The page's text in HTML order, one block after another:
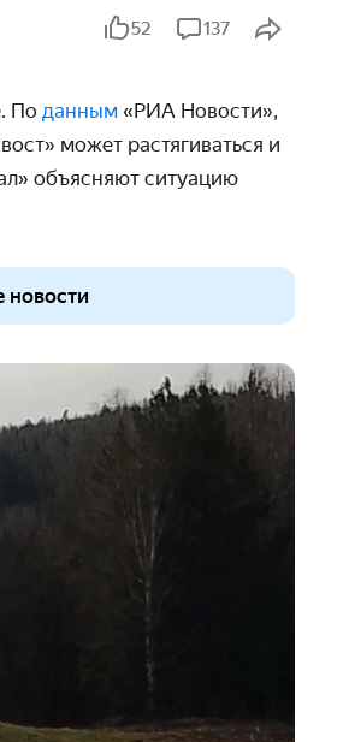
52 137
По данным «РИА Новости»,
может растягиваться и
объясняют ситуацию
новости